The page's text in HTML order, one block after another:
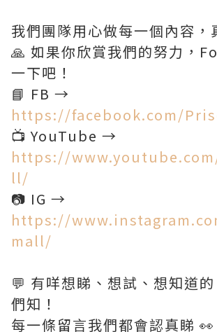
我們團隊用心做每一個內容，
🙏 如果你欣賞我們的努力，
一下吧！
📘 FB →
https://facebook.com/
📺 YouTube →
https://
ll/
📷 IG →
https://
mall/
💬 有咩想睇、想試、想知道
們知！
每一條留言我們都會認真睇 👀